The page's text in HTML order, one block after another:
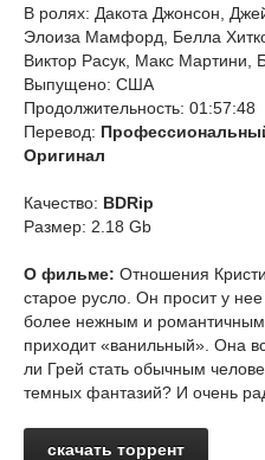
В ролях: Дакота Джонсон,
Элоиза Мамфорд, Белла
Виктор Расук, Макс Мартини,
Выпущено: США
Продолжительность: 01:57:48
Перевод:
Оригинал
Качество: BDRip
Размер: 2.18 Gb
О фильме: Отношения
старое русло. Он просит у
более нежным и
приходит «ванильный». Она
ли Грей стать обычным
темных фантазий? И очень
скачать торрент